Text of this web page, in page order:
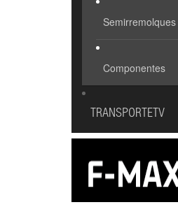
Semirremolques
Componentes
TRANSPORTETV